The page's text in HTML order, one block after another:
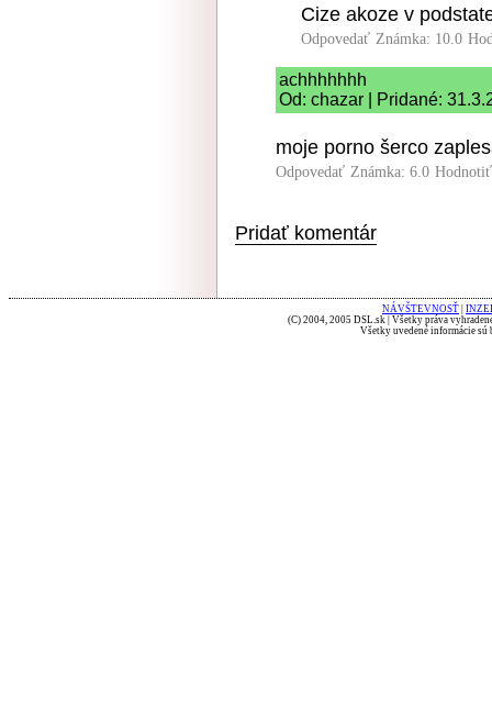
Cize akoze v
Odpovedať Známka: 10.0
achhhhhhh
Od: chazar | Pridané:
moje porno šerco
Odpovedať Známka: 6.0
Pridať komentár
NÁVŠTEVNOSŤ
(C) 2004, 2005 DSL.sk | Všetky práva
Všetky uvedené informácie sú